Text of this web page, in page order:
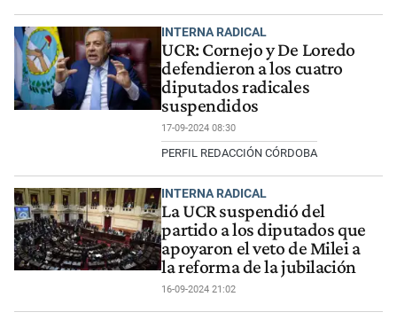
INTERNA RADICAL
UCR: Cornejo y De Loredo
defendieron a los cuatro
diputados radicales
suspendidos
17-09-2024 08:30
PERFIL REDACCIÓN CÓRDOBA
INTERNA RADICAL
La UCR suspendió del
partido a los diputados que
apoyaron el veto de Milei a
la reforma de la jubilación
16-09-2024 21:02